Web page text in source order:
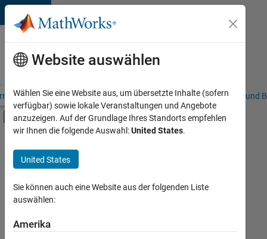
Weiter zum Inhalt
Karriere
bei
MathWorks
– Übersicht Stellensuche Niederlassungen Studierende und
Umschaltung für Off-Canvas-
Hauptinhalt
Information Technology
Inside Sales
Marketing Services
Human Resources
Legal
+4
Derzeit
Website auswählen
Wählen Sie eine Website aus, um übersetzte Inhalte (sofern
verfügbar) sowie lokale Veranstaltungen und Angebote
anzuzeigen. Auf der Grundlage Ihres Standorts empfehlen
wir Ihnen die folgende Auswahl:United States.
United States
Sie können auch eine Website aus der folgenden Liste
auswählen:
Amerika